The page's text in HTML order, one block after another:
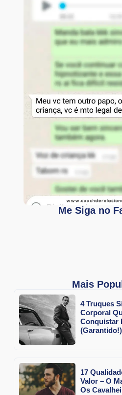
Me Siga no
Mais
4 Truques
Corporal
Conquistar
(Garantido!)
17
Valor – O
Os